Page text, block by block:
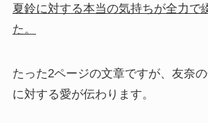
夏鈴に対する本当の気持ちが全力で
た。
たった2ページの文章ですが、友奈
に対する愛が伝わります。